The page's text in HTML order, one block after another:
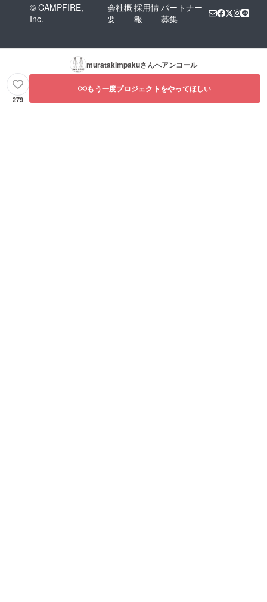
© CAMPFIRE,
Inc.
会社概
要
採用情
報
パートナー
募集
muratakimpakuさんへアンコール
279
もう一度プロジェクトをやってほしい